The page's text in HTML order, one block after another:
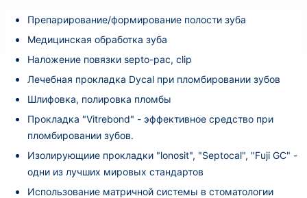
Препарирование/формирование полости зуба
Медицинская обработка зуба
Наложение повязки septo-pac, clip
Лечебная прокладка Dycal при пломбировании зубов
Шлифовка, полировка пломбы
Прокладка "Vitrebond" - эффективное средство при
пломбировании зубов.
Изолирующиие прокладки "lonosit", "Septocal", "Fuji GC" -
одни из лучших мировых стандартов
Использование матричной системы в стоматологии